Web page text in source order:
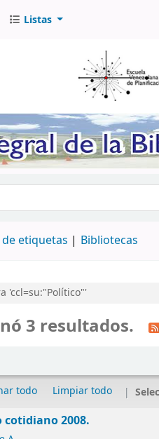
Listas
palabra clave
etiquetas Bibliotecas
'ccl=su:"Político"'
3 resultados.
todo Limpiar todo
cotidiano 2008.